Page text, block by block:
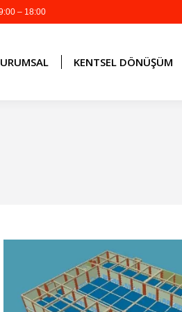
– 18:00
KENTSEL DÖNÜŞÜM